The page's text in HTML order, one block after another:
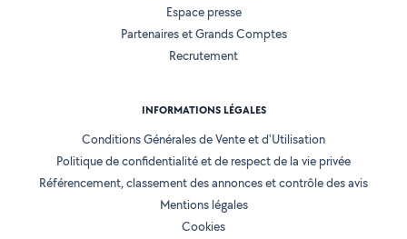
Espace presse
Partenaires et Grands Comptes
Recrutement
INFORMATIONS LÉGALES
Conditions Générales de Vente et d'Utilisation
Politique de confidentialité et de respect de la vie privée
Référencement, classement des annonces et contrôle des avis
Mentions légales
Cookies